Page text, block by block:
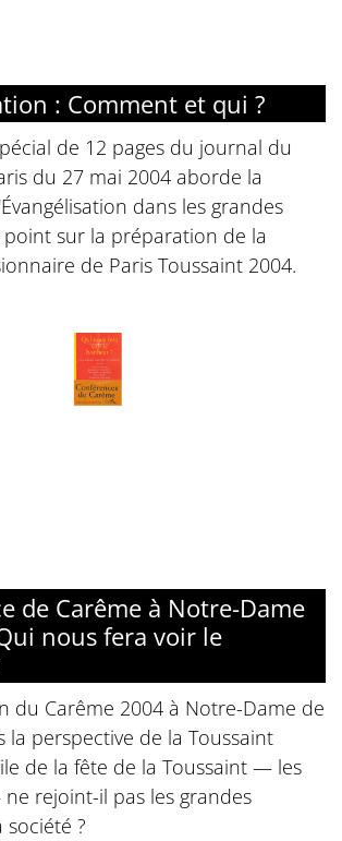
: Comment et qui ?
de 12 pages du journal du
du 27 mai 2004 aborde la
dans les grandes
point sur la préparation de la
de Paris Toussaint 2004.
de Carême à Notre-Dame
nous fera voir le
du Carême 2004 à Notre-Dame de
la perspective de la Toussaint
de la fête de la Toussaint — les
rejoint-il pas les grandes
?